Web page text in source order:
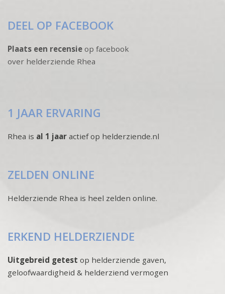
DEEL OP FACEBOOK
Plaats een recensie op facebook
over helderziende Rhea
1 JAAR ERVARING
Rhea is al 1 jaar actief op helderziende.nl
ZELDEN ONLINE
Helderziende Rhea is heel zelden online.
ERKEND HELDERZIENDE
Uitgebreid getest op helderziende gaven,
geloofwaardigheid & helderziend vermogen